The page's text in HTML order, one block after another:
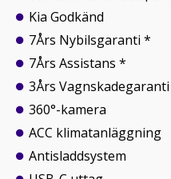
Kia Godkänd
7Års Nybilsgaranti *
7Års Assistans *
3Års
360°-kamera
ACC klimatanläggning
Antisladdsystem